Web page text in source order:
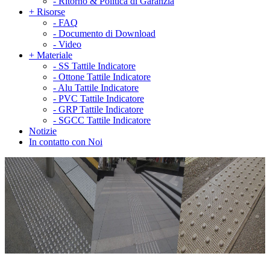
+ Risorse
- FAQ
- Documento di Download
- Video
+ Materiale
- SS Tattile Indicatore
- Ottone Tattile Indicatore
- Alu Tattile Indicatore
- PVC Tattile Indicatore
- GRP Tattile Indicatore
- SGCC Tattile Indicatore
Notizie
In contatto con Noi